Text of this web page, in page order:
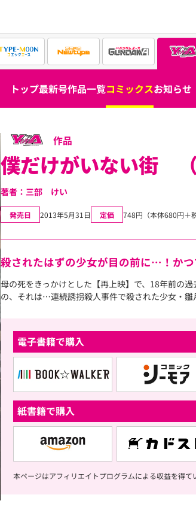
トップ最新号作品一覧コミックスお知らせ
作品
僕だけがいない街 （
著者：三部 けい
発売日 2013年5月31日 定価 748円（本体680円＋税
殺されたはずの少女が目の前に…！か
母の死をきっかけとした【再上映】で、18年前の
の、それは…連続誘拐殺人事件で殺された少女・
電子書籍で購入
紙書籍で購入
本ページはアフィリエイトプログラムによる収益を得て